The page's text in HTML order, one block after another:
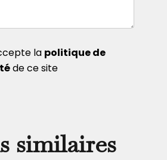
la politique de
de ce site
similaires